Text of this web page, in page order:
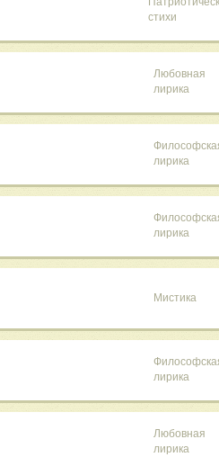
стихи
Любовная
лирика
лирика
лирика
Мистика
лирика
Любовная
лирика